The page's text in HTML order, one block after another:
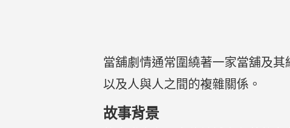
當舖劇情通常圍繞著一家當舖及
以及人與人之間的複雜關係。
故事背景